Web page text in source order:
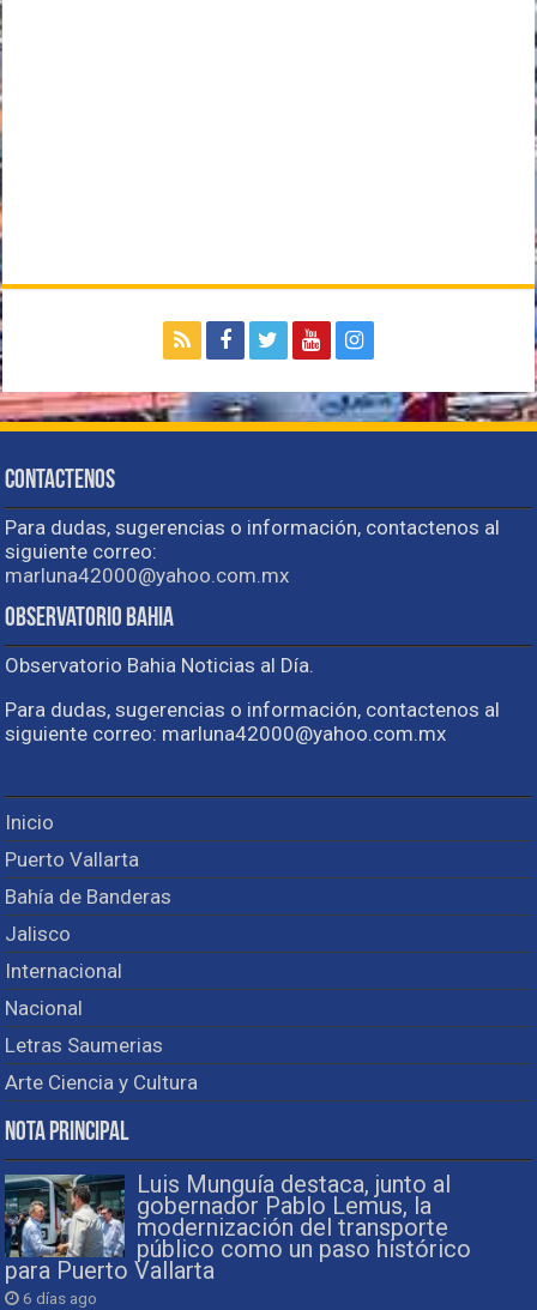
Contactenos
Para dudas, sugerencias o información, contactenos al
siguiente correo:
marluna42000@yahoo.com.mx
Observatorio Bahia
Observatorio Bahia Noticias al Día.
Para dudas, sugerencias o información, contactenos al
siguiente correo: marluna42000@yahoo.com.mx
Inicio
Puerto Vallarta
Bahía de Banderas
Jalisco
Internacional
Nacional
Letras Saumerias
Arte Ciencia y Cultura
Nota Principal
Luis Munguía destaca, junto al
gobernador Pablo Lemus, la
modernización del transporte
público como un paso histórico
para Puerto Vallarta
6 días ago